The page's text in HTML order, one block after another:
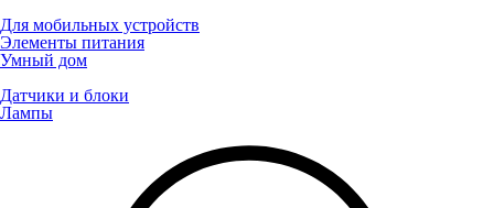
Для мобильных устройств
Элементы питания
Умный дом
Датчики и блоки
Лампы